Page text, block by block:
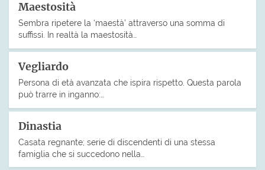
Maestosità
Sembra ripetere la ‘maestà’ attraverso una somma di
suffissi. In realtà la maestosità…
Vegliardo
Persona di età avanzata che ispira rispetto. Questa parola
può trarre in inganno:…
Dinastia
Casata regnante; serie di discendenti di una stessa
famiglia che si succedono nella…